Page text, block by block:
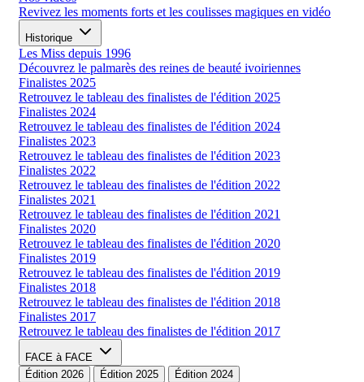
Revivez les moments forts et les coulisses magiques en vidéo
Historique
Les Miss depuis 1996
Découvrez le palmarès des reines de beauté ivoiriennes
Finalistes 2025
Retrouvez le tableau des finalistes de l'édition 2025
Finalistes 2024
Retrouvez le tableau des finalistes de l'édition 2024
Finalistes 2023
Retrouvez le tableau des finalistes de l'édition 2023
Finalistes 2022
Retrouvez le tableau des finalistes de l'édition 2022
Finalistes 2021
Retrouvez le tableau des finalistes de l'édition 2021
Finalistes 2020
Retrouvez le tableau des finalistes de l'édition 2020
Finalistes 2019
Retrouvez le tableau des finalistes de l'édition 2019
Finalistes 2018
Retrouvez le tableau des finalistes de l'édition 2018
Finalistes 2017
Retrouvez le tableau des finalistes de l'édition 2017
FACE à FACE
Édition 2026
Édition 2025 Édition 2024